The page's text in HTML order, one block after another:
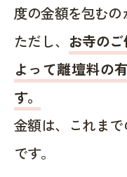
度の金額を包むの
ただし、 お寺の
よって離壇料の
す。
金額は、これま
です。